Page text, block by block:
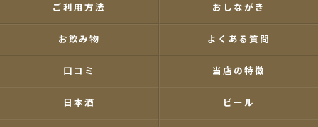
ご利用方法 おしながき
お飲み物 よくある質問
口コミ 当店の特徴
日本酒 ビール